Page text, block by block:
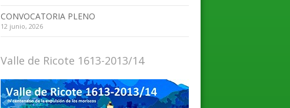
CONVOCATORIA PLENO
12 junio, 2026
Valle de Ricote 1613-2013/14